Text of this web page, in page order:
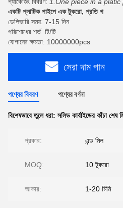
একটি প্লাটিক পাইপে এক টুকরো, প্রতি গ
ডেলিভারি সময়: 7-15 দিন
পরিশোধের শর্ত: টি/টি
যোগানের ক্ষমতা: 10000000pcs
সেরা দাম পান
পণ্যের বিবরণ পণ্যের বর্ণনা
বিশেষভাবে তুলে ধরা: সলিড কার্বাইডের কাঁচা শেষ
প্রকার: এন্ড মিল
MOQ: 10 টুকরো
আকার: 1-20 মিমি